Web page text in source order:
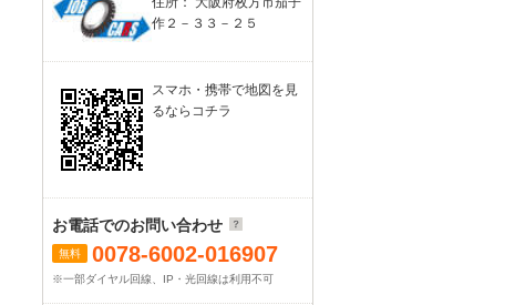
作２－３３－２５
スマホ・携帯で地図を見
るならコチラ
お電話でのお問い合わせ
無料 0078-6002-016907
※一部ダイヤル回線、IP・光回線は利用不可